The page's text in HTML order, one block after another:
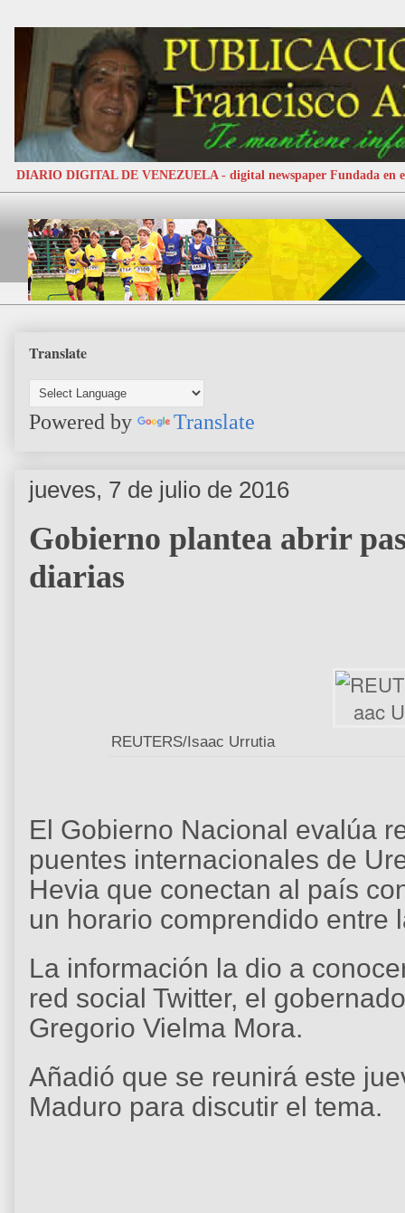
DIARIO DIGITAL DE VENEZUELA - digital newspaper Fundada en
Translate
Powered by Translate
jueves, 7 de julio de 2016
Gobierno plantea abrir
diarias
REUTERS/Isaac Urrutia
El Gobierno Nacional evalúa
puentes internacionales de
Hevia que conectan al país
un horario comprendido entre
La información la dio a
red social Twitter, el
Gregorio Vielma Mora.
Añadió que se reunirá este
Maduro para discutir el tema.